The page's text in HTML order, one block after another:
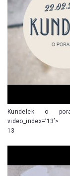
Kundelek o
video_index=’13’>
13